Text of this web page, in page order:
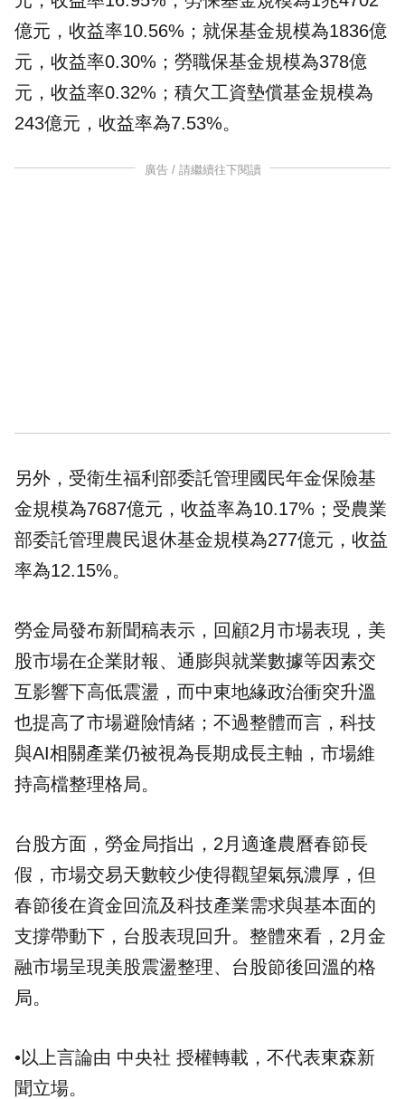
億元，收益率10.56%；就保基金規模為1836億
元，收益率0.30%；勞職保基金規模為378億
元，收益率0.32%；積欠工資墊償基金規模為
243億元，收益率為7.53%。
廣告 / 請繼續往下閱讀
另外，受衛生福利部委託管理 國民年金保險基
金規模為7687億元，收益率為10.17%；受農業
部委託管理農民退休基金規模為277億元，收益
率為12.15%。
勞金局發布新聞稿表示，回顧2月市場表現，美
股市場在企業財報、通膨與就業數據等因素交
互影響下高低震盪，而中東地緣政治衝突升溫
也提高了市場避險情緒；不過整體而言，科技
與AI相關產業仍被視為長期成長主軸，市場維
持高檔整理格局。
台股方面，勞金局指出，2月適逢農曆春節長
假，市場交易天數較少使得觀望氣氛濃厚，但
春節後在資金回流及科技產業需求與基本面的
支撐帶動下，台股表現回升。整體來看，2月金
融市場呈現美股震盪整理、台股節後回溫的格
局。
•以上言論由 中央社 授權轉載，不代表東森新
聞立場。